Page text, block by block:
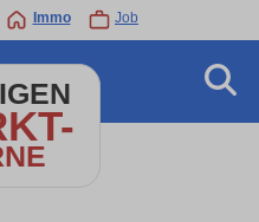
Immo Job